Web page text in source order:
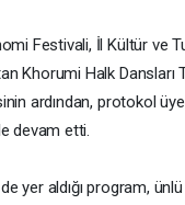
Festivali, İl Kültür ve
Khorumi Halk Dansları
ardından, protokol
devam etti.
yer aldığı program, ünlü